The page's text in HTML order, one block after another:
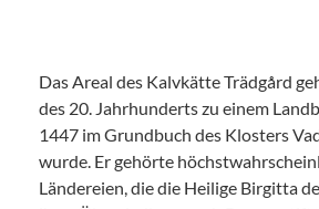
Das Areal des Kalvkätte Trädgård
des 20. Jahrhunderts zu einem
1447 im Grundbuch des Klosters
wurde. Er gehörte
Ländereien, die die Heilige Birgitta